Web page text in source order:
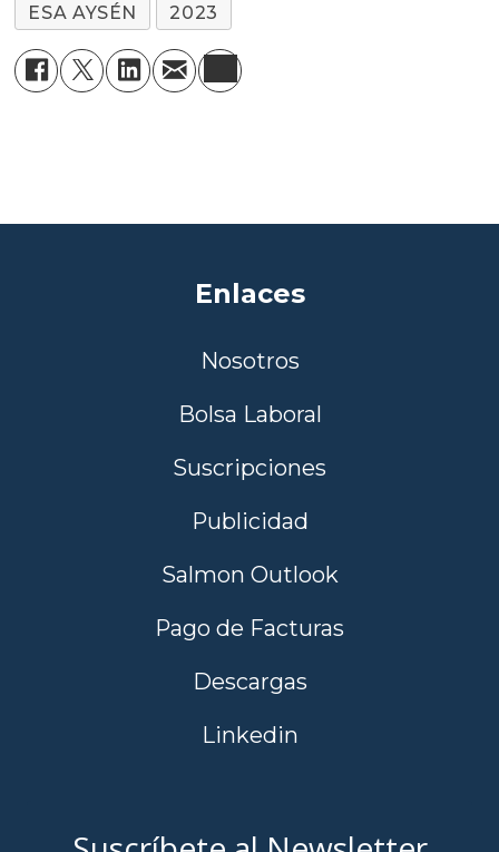
ESA AYSÉN 2023
Enlaces
Nosotros
Bolsa Laboral
Suscripciones
Publicidad
Salmon Outlook
Pago de Facturas
Descargas
Linkedin